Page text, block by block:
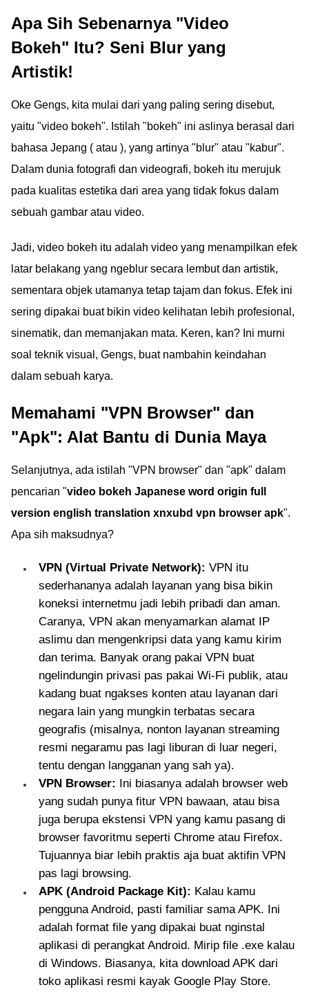
Apa Sih Sebenarnya "Video
Bokeh" Itu? Seni Blur yang
Artistik!
Oke Gengs, kita mulai dari yang paling sering disebut,
yaitu "video bokeh". Istilah "bokeh" ini aslinya berasal dari
bahasa Jepang ( atau ), yang artinya "blur" atau "kabur".
Dalam dunia fotografi dan videografi, bokeh itu merujuk
pada kualitas estetika dari area yang tidak fokus dalam
sebuah gambar atau video.
Jadi, video bokeh itu adalah video yang menampilkan efek
latar belakang yang ngeblur secara lembut dan artistik,
sementara objek utamanya tetap tajam dan fokus. Efek ini
sering dipakai buat bikin video kelihatan lebih profesional,
sinematik, dan memanjakan mata. Keren, kan? Ini murni
soal teknik visual, Gengs, buat nambahin keindahan
dalam sebuah karya.
Memahami "VPN Browser" dan
"Apk": Alat Bantu di Dunia Maya
Selanjutnya, ada istilah "VPN browser" dan "apk" dalam
pencarian "video bokeh Japanese word origin full
version english translation xnxubd vpn browser apk".
Apa sih maksudnya?
VPN (Virtual Private Network): VPN itu
sederhananya adalah layanan yang bisa bikin
koneksi internetmu jadi lebih pribadi dan aman.
Caranya, VPN akan menyamarkan alamat IP
aslimu dan mengenkripsi data yang kamu kirim
dan terima. Banyak orang pakai VPN buat
ngelindungin privasi pas pakai Wi-Fi publik, atau
kadang buat ngakses konten atau layanan dari
negara lain yang mungkin terbatas secara
geografis (misalnya, nonton layanan streaming
resmi negaramu pas lagi liburan di luar negeri,
tentu dengan langganan yang sah ya).
VPN Browser: Ini biasanya adalah browser web
yang sudah punya fitur VPN bawaan, atau bisa
juga berupa ekstensi VPN yang kamu pasang di
browser favoritmu seperti Chrome atau Firefox.
Tujuannya biar lebih praktis aja buat aktifin VPN
pas lagi browsing.
APK (Android Package Kit): Kalau kamu
pengguna Android, pasti familiar sama APK. Ini
adalah format file yang dipakai buat nginstal
aplikasi di perangkat Android. Mirip file .exe kalau
di Windows. Biasanya, kita download APK dari
toko aplikasi resmi kayak Google Play Store.